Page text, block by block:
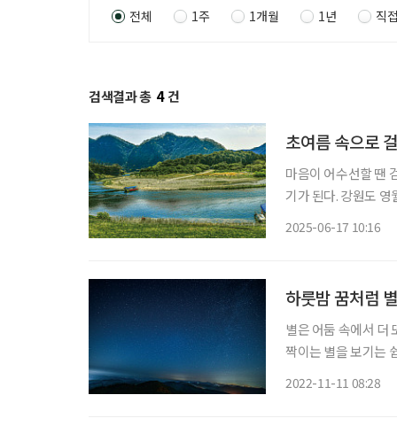
전체 1주 1개월 1년 직
검색결과 총 4 건
초여름 속으로
마음이 어수선할 땐
기가 된다. 강원도 영월에 다녀왔다. 청량한 공기 속
2025-06-17 10:16
하룻밤 꿈처럼
별은 어둠 속에서 더
짝이는 별을 보기는
2022-11-11 08:28